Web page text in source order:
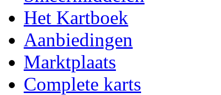
Het Kartboek
Aanbiedingen
Marktplaats
Complete karts